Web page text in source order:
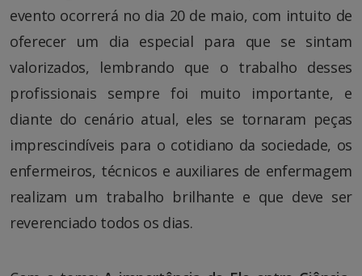
evento ocorrerá no dia 20 de maio, com intuito de
oferecer um dia especial para que se sintam
valorizados, lembrando que o trabalho desses
profissionais sempre foi muito importante, e
diante do cenário atual, eles se tornaram peças
imprescindíveis para o cotidiano da sociedade, os
enfermeiros, técnicos e auxiliares de enfermagem
realizam um trabalho brilhante e que deve ser
reverenciado todos os dias.